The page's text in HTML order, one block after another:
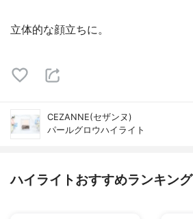
立体的な顔立ちに。
CEZANNE(セザンヌ)
パールグロウハイライト
ハイライトおすすめランキング